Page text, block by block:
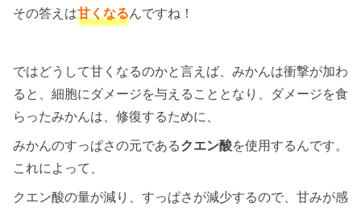
その答えは甘くなるんですね！
ではどうして甘くなるのかと言えば、みかんは衝撃が加わ
ると、細胞にダメージを与えることとなり、ダメージを食
らったみかんは、修復するために、
みかんのすっぱさの元であるクエン酸を使用するんです。
これによって、
クエン酸の量が減り、すっぱさが減少するので、甘みが感